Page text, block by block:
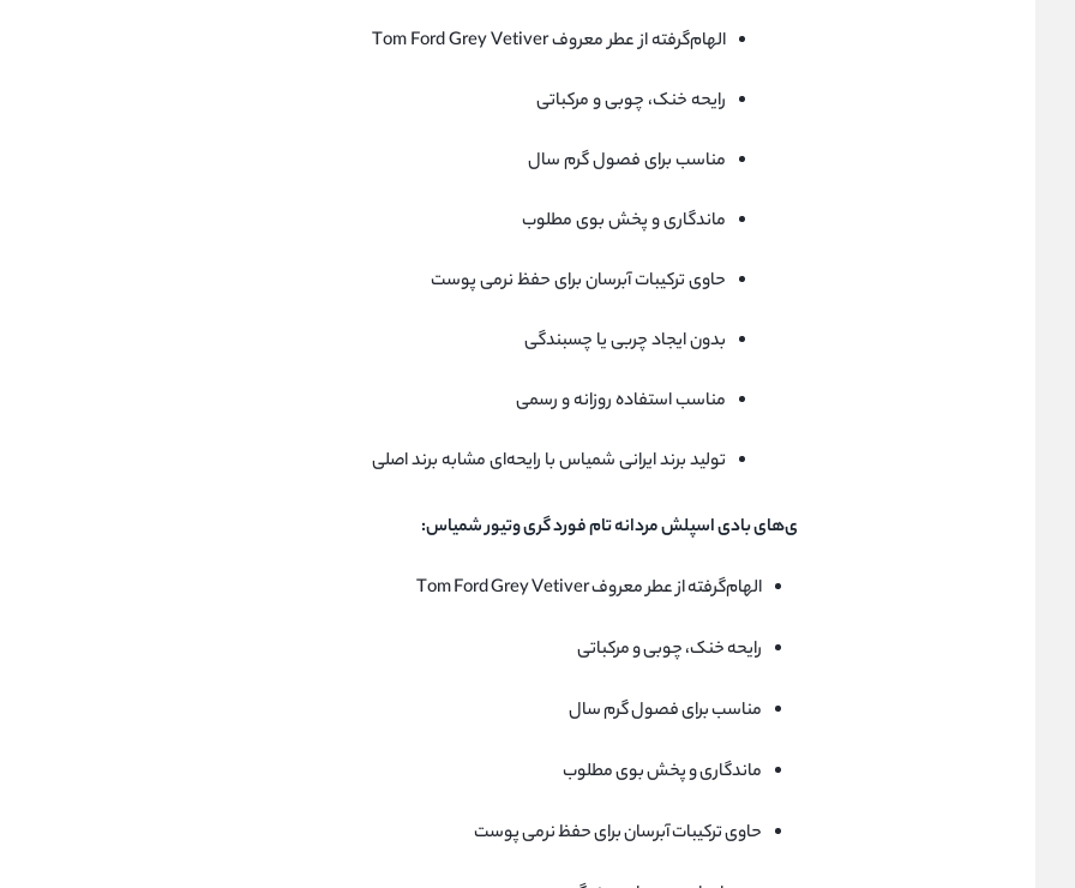
الهام‌گرفته از عطر معروف Tom Ford Grey Vetiver
رایحه خنک، چوبی و مرکباتی
مناسب برای فصول گرم سال
ماندگاری و پخش بوی مطلوب
حاوی ترکیبات آبرسان برای حفظ نرمی پوست
بدون ایجاد چربی یا چسبندگی
مناسب استفاده روزانه و رسمی
تولید برند ایرانی شمیاس با رایحه‌ای مشابه برند اصلی
ی‌های بادی اسپلش مردانه تام فورد گری وتیور شمیاس:
الهام‌گرفته از عطر معروف Tom Ford Grey Vetiver
رایحه خنک، چوبی و مرکباتی
مناسب برای فصول گرم سال
ماندگاری و پخش بوی مطلوب
حاوی ترکیبات آبرسان برای حفظ نرمی پوست